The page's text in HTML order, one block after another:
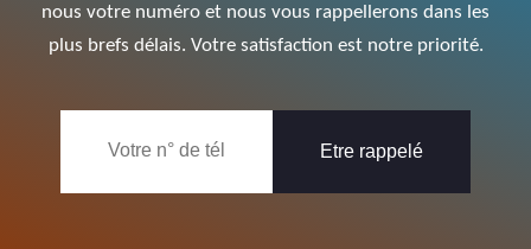
nous votre numéro et nous vous rappellerons dans les
plus brefs délais. Votre satisfaction est notre priorité.